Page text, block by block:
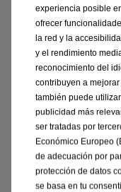
Ver
(15)Oferta financiera
Frontera EDITION
(81kW) con precio
experiencia posible
ofrecer
la red y la
y el rendimiento
reconocimiento del
contribuyen a
también puede
publicidad más
ser tratadas por
Económico Europeo
de adecuación por
protección de datos
se basa en tu